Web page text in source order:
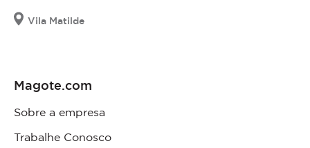
Vila Matilde
Magote.com
Sobre a empresa
Trabalhe Conosco